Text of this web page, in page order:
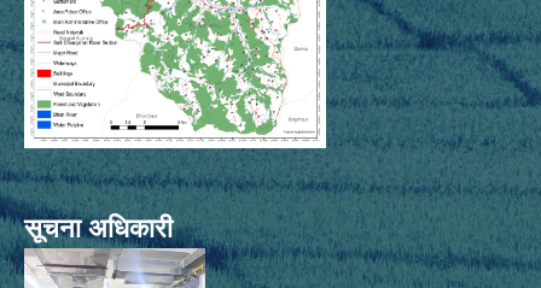
सूचना अधिकारी